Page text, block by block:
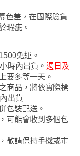
色差，在國際驗貨
瑕疵。
免運。
時內出貨。 週日及
要多等一天。
商品，將依實際標
出貨
包裝配送。
可能會收到多個包
敬請保持手機或市